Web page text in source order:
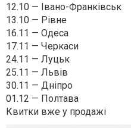
12.10 — Івано-Франківськ
13.10 — Рівне
16.11 — Одеса
17.11 — Черкаси
24.11 — Луцьк
25.11 — Львів
30.11 — Дніпро
01.12 — Полтава
Квитки вже у продажі